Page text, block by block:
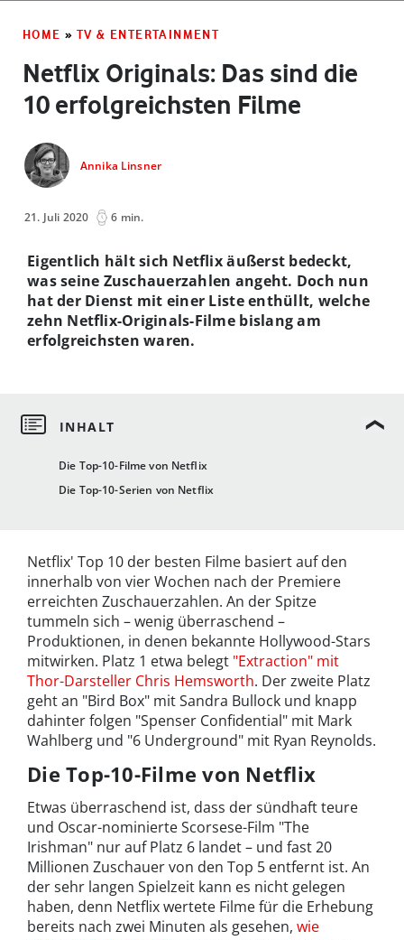
HOME » TV & ENTERTAINMENT
Netflix Originals: Das sind die
10 erfolgreichsten Filme
Annika Linsner
21. Juli 2020 6 min.
Die Top-10-Filme von Netflix
Die Top-10-Serien von Netflix
Eigentlich hält sich Netflix äußerst bedeckt,
was seine Zuschauerzahlen angeht. Doch nun
hat der Dienst mit einer Liste enthüllt, welche
zehn Netflix-Originals-Filme bislang am
erfolgreichsten waren.
Netflix' Top 10 der besten Filme basiert auf den
innerhalb von vier Wochen nach der Premiere
erreichten Zuschauerzahlen. An der Spitze
tummeln sich – wenig überraschend –
Produktionen, in denen bekannte Hollywood-Stars
mitwirken. Platz 1 etwa belegt "Extraction" mit
Thor-Darsteller Chris Hemsworth. Der zweite Platz
geht an "Bird Box" mit Sandra Bullock und knapp
dahinter folgen "Spenser Confidential" mit Mark
Wahlberg und "6 Underground" mit Ryan Reynolds.
Die Top-10-Filme von Netflix
Etwas überraschend ist, dass der sündhaft teure
und Oscar-nominierte Scorsese-Film "The
Irishman" nur auf Platz 6 landet – und fast 20
Millionen Zuschauer von den Top 5 entfernt ist. An
der sehr langen Spielzeit kann es nicht gelegen
haben, denn Netflix wertete Filme für die Erhebung
bereits nach zwei Minuten als gesehen, wie